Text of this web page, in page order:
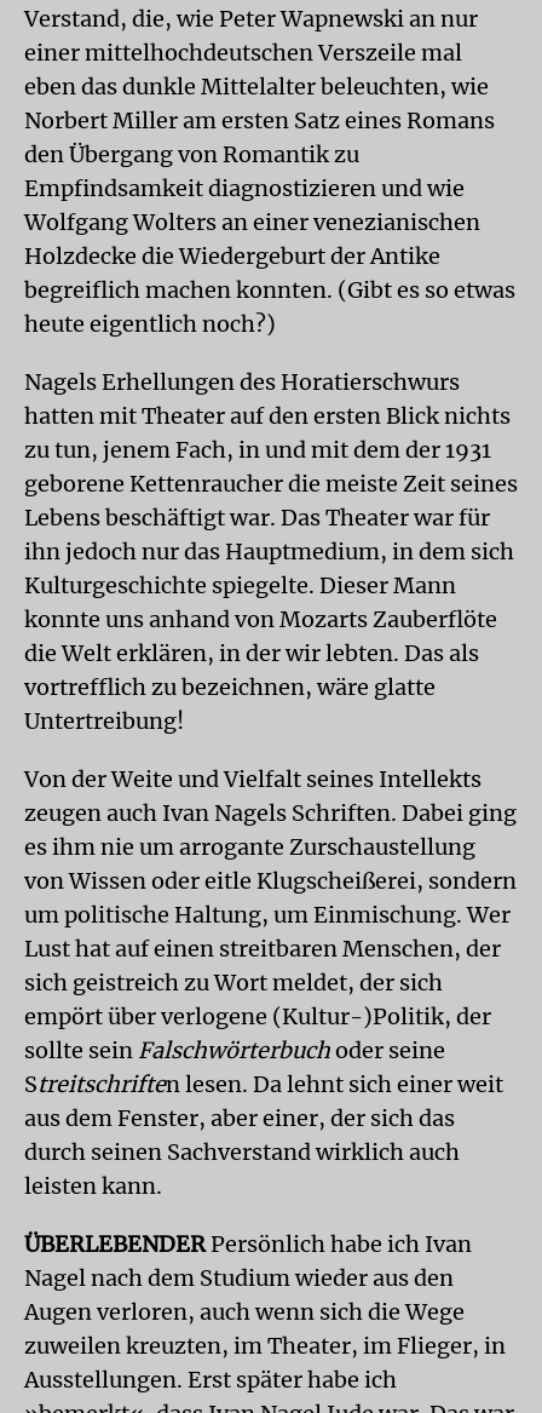
Verstand, die, wie Peter Wapnewski an nur
einer mittelhochdeutschen Verszeile mal
eben das dunkle Mittelalter beleuchten, wie
Norbert Miller am ersten Satz eines Romans
den Übergang von Romantik zu
Empfindsamkeit diagnostizieren und wie
Wolfgang Wolters an einer venezianischen
Holzdecke die Wiedergeburt der Antike
begreiflich machen konnten. (Gibt es so etwas
heute eigentlich noch?)
Nagels Erhellungen des Horatierschwurs
hatten mit Theater auf den ersten Blick nichts
zu tun, jenem Fach, in und mit dem der 1931
geborene Kettenraucher die meiste Zeit seines
Lebens beschäftigt war. Das Theater war für
ihn jedoch nur das Hauptmedium, in dem sich
Kulturgeschichte spiegelte. Dieser Mann
konnte uns anhand von Mozarts Zauberflöte
die Welt erklären, in der wir lebten. Das als
vortrefflich zu bezeichnen, wäre glatte
Untertreibung!
Von der Weite und Vielfalt seines Intellekts
zeugen auch Ivan Nagels Schriften. Dabei ging
es ihm nie um arrogante Zurschaustellung
von Wissen oder eitle Klugscheißerei, sondern
um politische Haltung, um Einmischung. Wer
Lust hat auf einen streitbaren Menschen, der
sich geistreich zu Wort meldet, der sich
empört über verlogene (Kultur-)Politik, der
sollte sein Falschwörterbuchoder seine
Streitschriften lesen. Da lehnt sich einer weit
aus dem Fenster, aber einer, der sich das
durch seinen Sachverstand wirklich auch
leisten kann.
ÜBERLEBENDERPersönlich habe ich Ivan
Nagel nach dem Studium wieder aus den
Augen verloren, auch wenn sich die Wege
zuweilen kreuzten, im Theater, im Flieger, in
Ausstellungen. Erst später habe ich